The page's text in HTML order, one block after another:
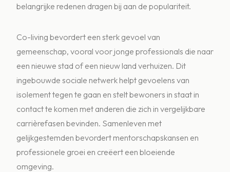
belangrijke redenen dragen bij aan de populariteit.
Co-living bevordert een sterk gevoel van
gemeenschap, vooral voor jonge professionals die naar
een nieuwe stad of een nieuw land verhuizen. Dit
ingebouwde sociale netwerk helpt gevoelens van
isolement tegen te gaan en stelt bewoners in staat in
contact te komen met anderen die zich in vergelijkbare
carrièrefasen bevinden. Samenleven met
gelijkgestemden bevordert mentorschapskansen en
professionele groei en creëert een bloeiende
omgeving.